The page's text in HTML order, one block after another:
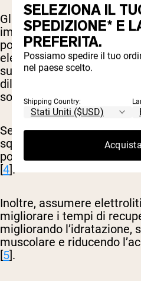
Gli elettroliti sono
importanti funzioni
potassio, magnesio e
elettroliti preziosi
sudorazione eccessiva,
diluisci bevendo troppa
sostituirli.
Se non riesci a sostituire
squilibrio può causare
potenzialmente letali,
[4].
Inoltre, assumere
migliorare i tempi di
migliorando l’idratazione,
muscolare e riducendo
[5].
SELEZIONA IL
SPEDIZIONE* E
PREFERITA.
Possiamo spedire il tuo
nel paese scelto.
Shipping Country: